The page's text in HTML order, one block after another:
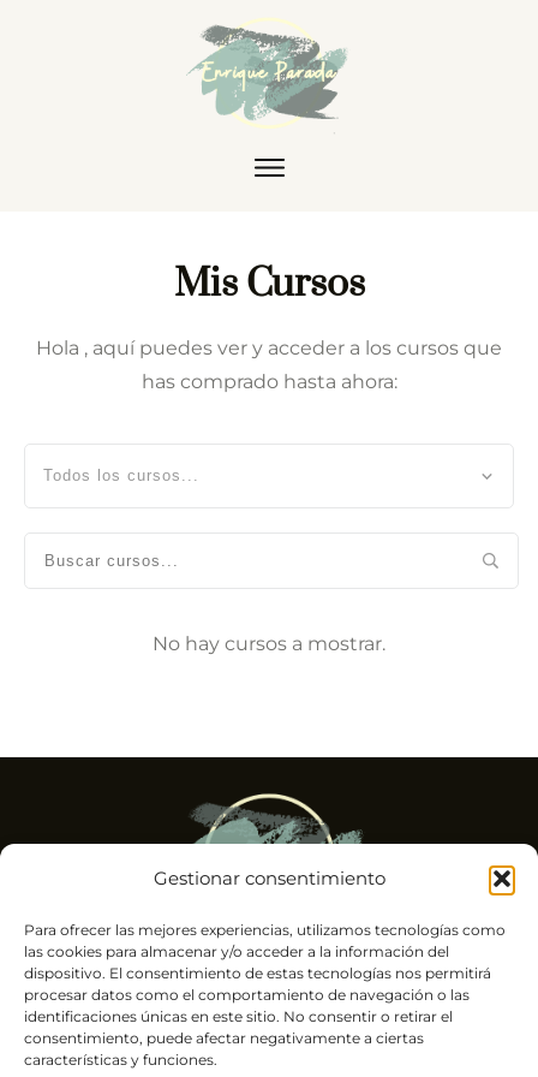
Gestionar consentimiento
Para ofrecer las mejores experiencias, utilizamos tecnologías como
las cookies para almacenar y/o acceder a la información del
dispositivo. El consentimiento de estas tecnologías nos permitirá
procesar datos como el comportamiento de navegación o las
identificaciones únicas en este sitio. No consentir o retirar el
consentimiento, puede afectar negativamente a ciertas
características y funciones.
Mis Cursos
Hola , aquí puedes ver y acceder a los cursos que
has comprado hasta ahora:
Todos los cursos...
Psicólogo experto en trauma y alto rendimiento
2026. Todos los derechos reservados.